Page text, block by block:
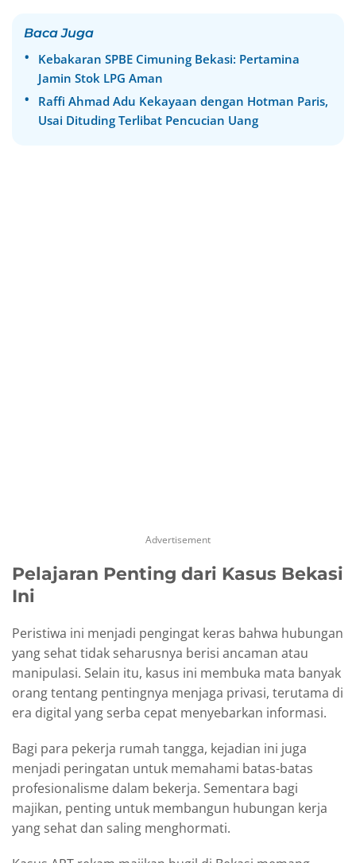
Baca Juga
Kebakaran SPBE Cimuning Bekasi: Pertamina
Jamin Stok LPG Aman
Raffi Ahmad Adu Kekayaan dengan Hotman Paris,
Usai Dituding Terlibat Pencucian Uang
Advertisement
Pelajaran Penting dari Kasus Bekasi
Ini
Peristiwa ini menjadi pengingat keras bahwa hubungan
yang sehat tidak seharusnya berisi ancaman atau
manipulasi. Selain itu, kasus ini membuka mata banyak
orang tentang pentingnya menjaga privasi, terutama di
era digital yang serba cepat menyebarkan informasi.
Bagi para pekerja rumah tangga, kejadian ini juga
menjadi peringatan untuk memahami batas-batas
profesionalisme dalam bekerja. Sementara bagi
majikan, penting untuk membangun hubungan kerja
yang sehat dan saling menghormati.